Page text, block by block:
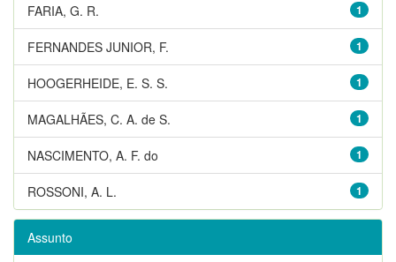
1
FARIA, G. R.
1
FERNANDES JUNIOR, F.
1
HOOGERHEIDE, E. S. S.
1
MAGALHÃES, C. A. de S.
1
NASCIMENTO, A. F. do
1
ROSSONI, A. L.
Assunto